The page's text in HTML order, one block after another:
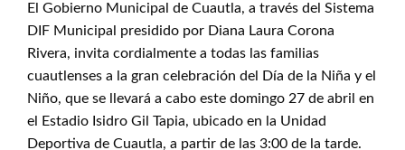
El Gobierno Municipal de Cuautla, a través del Sistema
DIF Municipal presidido por Diana Laura Corona
Rivera, invita cordialmente a todas las familias
cuautlenses a la gran celebración del Día de la Niña y el
Niño, que se llevará a cabo este domingo 27 de abril en
el Estadio Isidro Gil Tapia, ubicado en la Unidad
Deportiva de Cuautla, a partir de las 3:00 de la tarde.